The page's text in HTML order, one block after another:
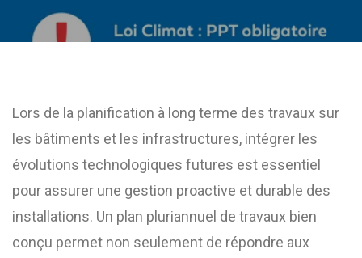
Lors de la planification à long terme des travaux sur
les bâtiments et les infrastructures, intégrer les
évolutions technologiques futures est essentiel
pour assurer une gestion proactive et durable des
installations. Un plan pluriannuel de travaux bien
conçu permet non seulement de répondre aux